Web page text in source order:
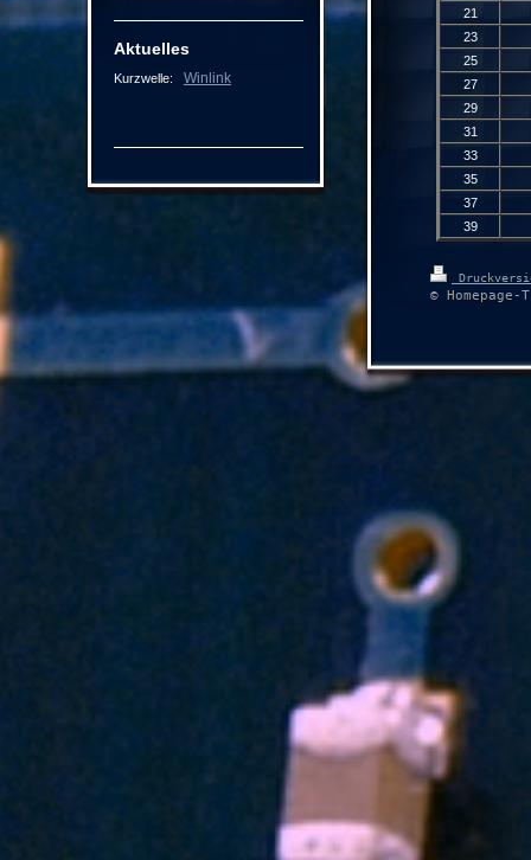
21
23
25
27
29
31
33
35
37
39
©
Aktuelles
Kurzwelle: Winlink